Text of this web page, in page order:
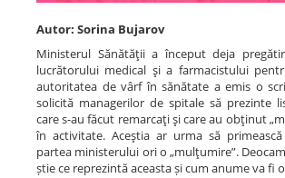
Autor: Sorina Bujarov
Ministerul Sănătăţii a început deja
lucrătorului medical şi a farmacistului
autoritatea de vârf în sănătate a emis o
solicită managerilor de spitale să prezinte
care s-au făcut remarcaţi şi care au obţinut
în activitate. Aceştia ar urma să
partea ministerului ori o „mulţumire”.
știe ce reprezintă aceasta și cum anume va fi